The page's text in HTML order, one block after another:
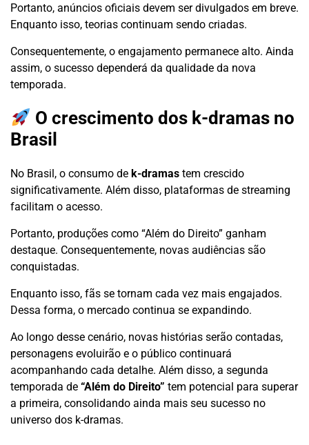
Portanto, anúncios oficiais devem ser divulgados em breve.
Enquanto isso, teorias continuam sendo criadas.
Consequentemente, o engajamento permanece alto. Ainda
assim, o sucesso dependerá da qualidade da nova
temporada.
O crescimento dos k-dramas no
Brasil
No Brasil, o consumo de k-dramas tem crescido
significativamente. Além disso, plataformas de streaming
facilitam o acesso.
Portanto, produções como “Além do Direito” ganham
destaque. Consequentemente, novas audiências são
conquistadas.
Enquanto isso, fãs se tornam cada vez mais engajados.
Dessa forma, o mercado continua se expandindo.
Ao longo desse cenário, novas histórias serão contadas,
personagens evoluirão e o público continuará
acompanhando cada detalhe. Além disso, a segunda
temporada de “Além do Direito” tem potencial para superar
a primeira, consolidando ainda mais seu sucesso no
universo dos k-dramas.